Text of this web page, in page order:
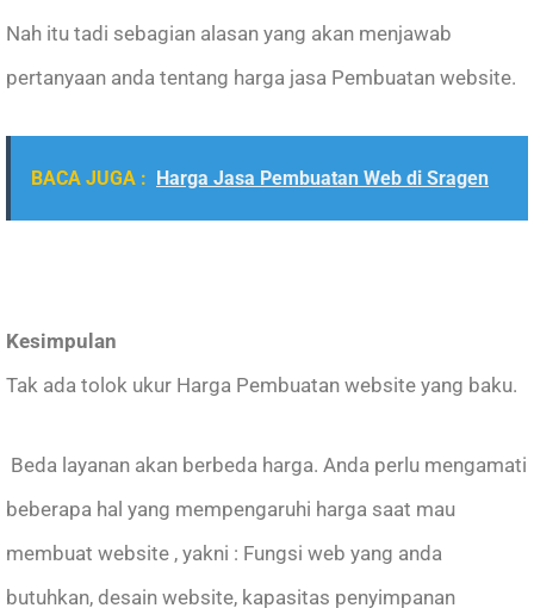
Nah itu tadi sebagian alasan yang akan menjawab
pertanyaan anda tentang harga jasa Pembuatan website.
BACA JUGA : Harga Jasa Pembuatan Web di Sragen
Kesimpulan
Tak ada tolok ukur Harga Pembuatan website yang baku.
Beda layanan akan berbeda harga. Anda perlu mengamati
beberapa hal yang mempengaruhi harga saat mau
membuat website , yakni : Fungsi web yang anda
butuhkan, desain website, kapasitas penyimpanan